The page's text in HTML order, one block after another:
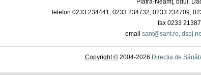
Piatra-Neamț, bdul.
telefon 0233 234441, 0233 234732, 0233 234709,
fax 0233
email sant@sant.ro,
Copyright ©2004-2026 Direcția de